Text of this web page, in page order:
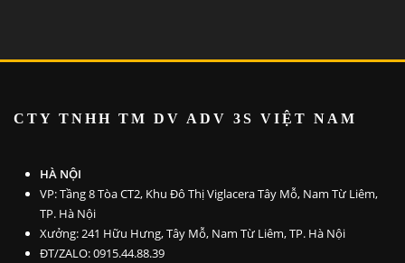
CTY TNHH TM DV ADV 3S VIỆT NAM
HÀ NỘI
VP: Tầng 8 Tòa CT2, Khu Đô Thị Viglacera Tây Mỗ, Nam Từ Liêm,
TP. Hà Nội
Xưởng: 241 Hữu Hưng, Tây Mỗ, Nam Từ Liêm, TP. Hà Nội
ĐT/ZALO: 0915.44.88.39